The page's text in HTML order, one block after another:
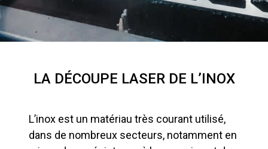
LA DÉCOUPE LASER DE L’INOX
L’inox est un matériau très courant utilisé,
dans de nombreux secteurs, notamment en